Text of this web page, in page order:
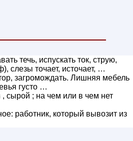
течь, испускать ток, струю,
слезы точает, источает, …
загромождать. Лишняя мебель
густо …
сырой ; на чем или в чем нет
работник, который вывозит из